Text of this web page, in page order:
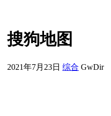
搜狗地图
2021年7月23日 综合 GwDir